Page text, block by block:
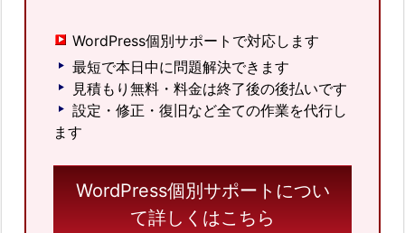
WordPress個別サポートで対応します
最短で本日中に問題解決できます
見積もり無料・料金は終了後の後払いです
設定・修正・復旧など全ての作業を代行し
ます
WordPress個別サポートについ
て詳しくはこちら